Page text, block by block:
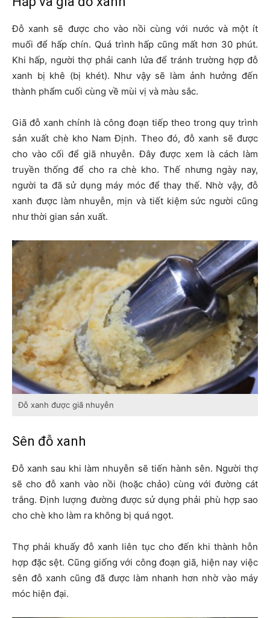
Đỗ xanh sẽ được cho vào nồi cùng với nước và một ít
muối để hấp chín. Quá trình hấp cũng mất hơn 30 phút.
Khi hấp, người thợ phải canh lửa để tránh trường hợp đỗ
xanh bị khê (bị khét). Như vậy sẽ làm ảnh hưởng đến
thành phẩm cuối cùng về mùi vị và màu sắc.
Giã đỗ xanh chính là công đoạn tiếp theo trong quy trình
sản xuất chè kho Nam Định. Theo đó, đỗ xanh sẽ được
cho vào cối để giã nhuyễn. Đây được xem là cách làm
truyền thống để cho ra chè kho. Thế nhưng ngày nay,
người ta đã sử dụng máy móc để thay thế. Nhờ vậy, đỗ
xanh được làm nhuyễn, mịn và tiết kiệm sức người cũng
như thời gian sản xuất.
Đỗ xanh được giã nhuyễn
Sên đỗ xanh
Đỗ xanh sau khi làm nhuyễn sẽ tiến hành sên. Người thợ
sẽ cho đỗ xanh vào nồi (hoặc chảo) cùng với đường cát
trắng. Định lượng đường được sử dụng phải phù hợp sao
cho chè kho làm ra không bị quá ngọt.
Thợ phải khuấy đỗ xanh liên tục cho đến khi thành hỗn
hợp đặc sệt. Cũng giống với công đoạn giã, hiện nay việc
sên đỗ xanh cũng đã được làm nhanh hơn nhờ vào máy
móc hiện đại.